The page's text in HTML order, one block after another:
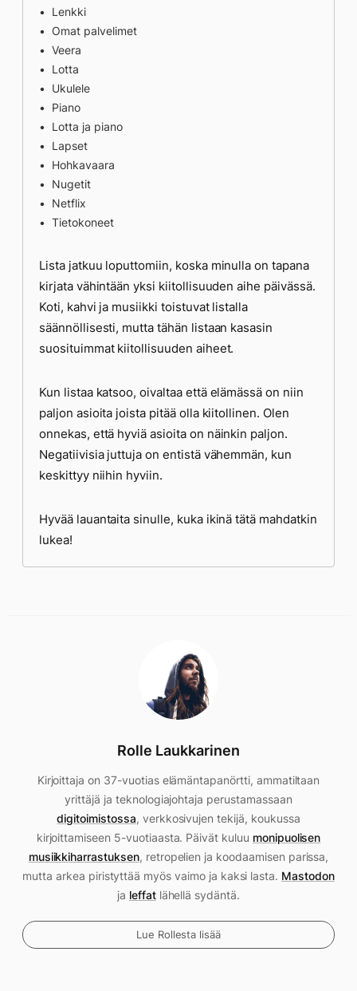
Lenkki
Omat palvelimet
Veera
Lotta
Ukulele
Piano
Lotta ja piano
Lapset
Hohkavaara
Nugetit
Netflix
Tietokoneet
Lista jatkuu loputtomiin, koska minulla on tapana
kirjata vähintään yksi kiitollisuuden aihe päivässä.
Koti, kahvi ja musiikki toistuvat listalla
säännöllisesti, mutta tähän listaan kasasin
suosituimmat kiitollisuuden aiheet.
Kun listaa katsoo, oivaltaa että elämässä on niin
paljon asioita joista pitää olla kiitollinen. Olen
onnekas, että hyviä asioita on näinkin paljon.
Negatiivisia juttuja on entistä vähemmän, kun
keskittyy niihin hyviin.
Hyvää lauantaita sinulle, kuka ikinä tätä mahdatkin
lukea!
Rolle Laukkarinen
Kirjoittaja on 37-vuotias elämäntapanörtti, ammatiltaan
yrittäjä ja teknologiajohtaja perustamassaan
digitoimistossa, verkkosivujen tekijä, koukussa
kirjoittamiseen 5-vuotiaasta. Päivät kuluu monipuolisen
musiikkiharrastuksen, retropelien ja koodaamisen parissa,
mutta arkea piristyttää myös vaimo ja kaksi lasta. Mastodon
ja leffatlähellä sydäntä.
Lue Rollesta lisää